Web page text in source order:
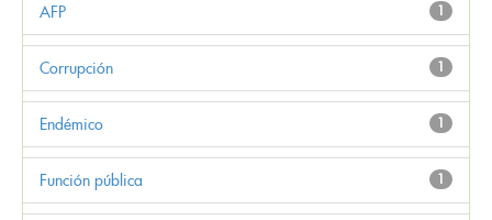
1
AFP
1
Corrupción
1
Endémico
1
Función pública